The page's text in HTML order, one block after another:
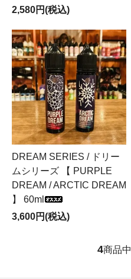
2,580円(税込)
DREAM SERIES / ドリー
ムシリーズ 【 PURPLE
DREAM / ARCTIC DREAM
】 60ml
3,600円(税込)
4商品中